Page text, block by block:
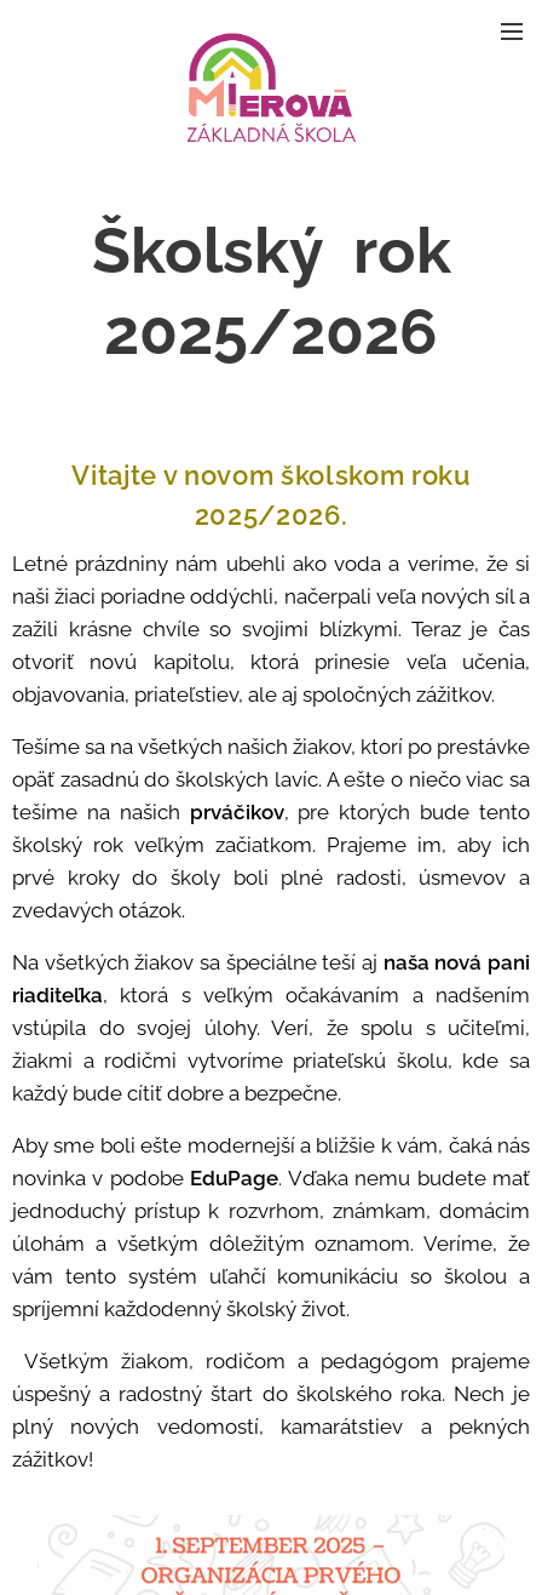
Školský rok
2025/2026
Vitajte v novom školskom roku
2025/2026.
Letné prázdniny nám ubehli ako voda a veríme, že si
naši žiaci poriadne oddýchli, načerpali veľa nových síl a
zažili krásne chvíle so svojimi blízkymi. Teraz je čas
otvoriť novú kapitolu, ktorá prinesie veľa učenia,
objavovania, priateľstiev, ale aj spoločných zážitkov.
Tešíme sa na všetkých našich žiakov, ktorí po prestávke
opäť zasadnú do školských lavíc. A ešte o niečo viac sa
tešíme na našich prváčikov, pre ktorých bude tento
školský rok veľkým začiatkom. Prajeme im, aby ich
prvé kroky do školy boli plné radosti, úsmevov a
zvedavých otázok.
Na všetkých žiakov sa špeciálne teší aj naša nová pani
riaditeľka, ktorá s veľkým očakávaním a nadšením
vstúpila do svojej úlohy. Verí, že spolu s učiteľmi,
žiakmi a rodičmi vytvoríme priateľskú školu, kde sa
každý bude cítiť dobre a bezpečne.
Aby sme boli ešte modernejší a bližšie k vám, čaká nás
novinka v podobe EduPage. Vďaka nemu budete mať
jednoduchý prístup k rozvrhom, známkam, domácim
úlohám a všetkým dôležitým oznamom. Veríme, že
vám tento systém uľahčí komunikáciu so školou a
spríjemní každodenný školský život.
Všetkým žiakom, rodičom a pedagógom prajeme
úspešný a radostný štart do školského roka. Nech je
plný nových vedomostí, kamarátstiev a pekných
zážitkov!